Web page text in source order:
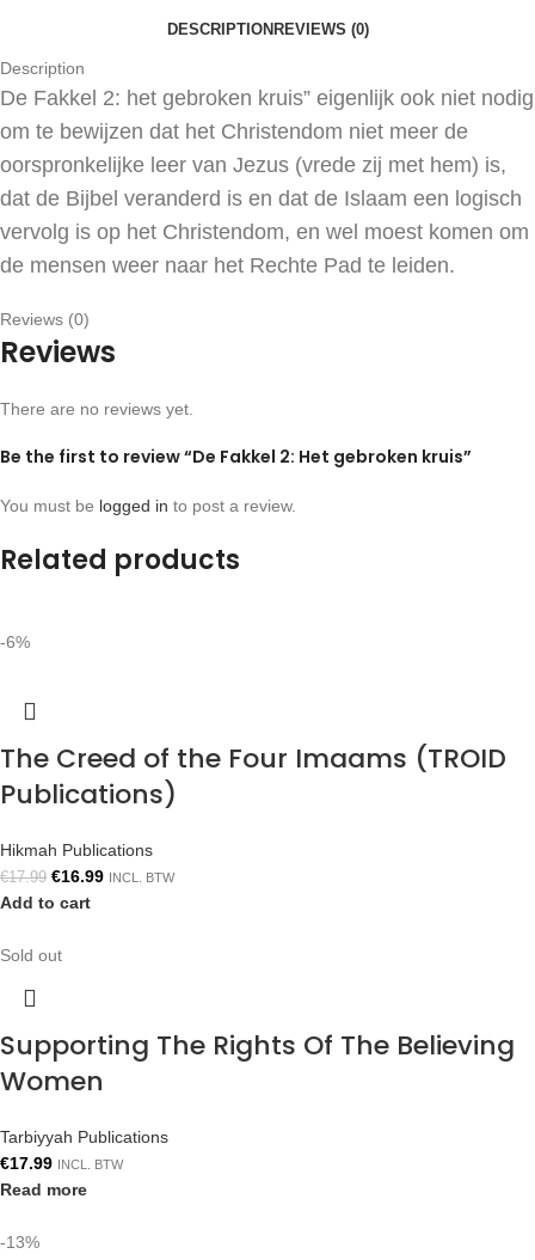
DESCRIPTION REVIEWS (0)
Description
De Fakkel 2: het gebroken kruis” eigenlijk ook niet nodig
om te bewijzen dat het Christendom niet meer de
oorspronkelijke leer van Jezus (vrede zij met hem) is,
dat de Bijbel veranderd is en dat de Islaam een logisch
vervolg is op het Christendom, en wel moest komen om
de mensen weer naar het Rechte Pad te leiden.
Reviews (0)
Reviews
There are no reviews yet.
Be the first to review “De Fakkel 2: Het gebroken kruis”
You must be logged in to post a review.
Related products
-6%
The Creed of the Four Imaams (TROID
Publications)
Hikmah Publications
€17.99 €16.99 INCL. BTW
Add to cart
Sold out
Supporting The Rights Of The Believing
Women
Tarbiyyah Publications
€17.99 INCL. BTW
Read more
-13%